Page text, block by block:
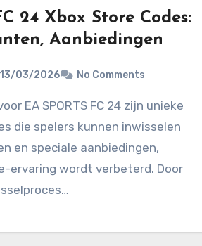
24 Xbox Store Codes:
Aanbiedingen
13/03/2026 No Comments
die spelers kunnen inwisselen
en speciale aanbiedingen,
ervaring wordt verbeterd. Door